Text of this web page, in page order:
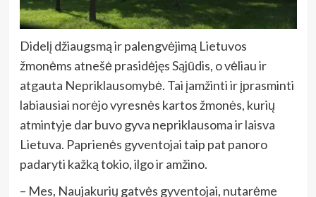
Didelį džiaugsmą ir palengvėjimą Lietuvos
žmonėms atnešė prasidėjęs Sąjūdis, o vėliau ir
atgauta Nepriklausomybė. Tai įamžinti ir įprasminti
labiausiai norėjo vyresnės kartos žmonės, kurių
atmintyje dar buvo gyva nepriklausoma ir laisva
Lietuva. Paprienės gyventojai taip pat panoro
padaryti kažką tokio, ilgo ir amžino.
– Mes, Naujakurių gatvės gyventojai, nutarėme